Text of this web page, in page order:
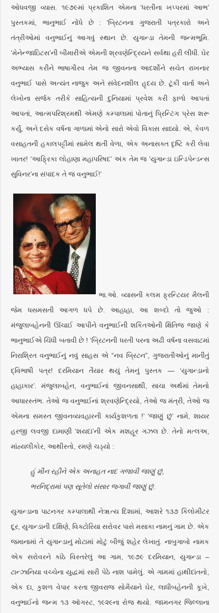
ઓધવજી વ્યાસ. ૧૯૭૯માં પ્રકાશિત એમના ‘ધરતીના ખપ્પરમાં આભ’
પુસ્તકમાં, ભાનુભાઈ નોંધે છે : ‘બ્રિટનના ગુજરાતી પત્રકારો અને
તંત્રીઓમાં વનુભાઈનું આગવું સ્થાન છે. યુગાન્ડા તેમની જન્મભૂમિ.
‘મેનેન્જાઇિટસ’ની બીમારીએ એમની શ્રવણેન્દ્રિયને સર્વથા હરી લીધી. ઘેર
અભ્યાસ કરીને ભાષાગૌરવ તેમ જ જીવનના આદર્શોને સચેત રાખનાર
વનુભાઈ પાસે અત્યંત નાજુક અને સંવેદનશીલ હૃદય છે. ટૂંકી વાર્તા અને
લેખોના સર્જક તરીકે સાહિત્યની દુનિયામાં પ્રવેશ કરી ફાળો આપતાં
આપતાં, આત્મપરિશ્રમથી એમણે કમ્પાલામાં પોતાનું પ્રિન્ટિંગ પ્રેસ શરૂ
કર્યું, અને દસેક વર્ષના ગાળામાં એનો સારો એવો વિકાસ સાધ્યો. એ, કેવળ
વસાહતની હકાલપટ્ટીમાં સામેલ થતી વેળા, એક અનાસક્ત દૃષ્ટિ કરી લેવા
ખાતર! ‘આફ્રિકા લોહાણા મહાપરિષદ’ અંક તેમ જ ‘યુગાન્ડા ઇન્ડિપેન્ડન્સ
સુવિનર’ના સંપાદક તે જ વનુભાઈ!’
ભા.ઓ. વ્યાસની કલમ ફ્રન્ટિયર મૈલની
જેમ ધસમસતી આગળ ધપે છે. આહાહા, આ શબ્દો તો જુઓ :
મંજુલાબહેનની ઊંચાઈ આપીને વનુભાઈની શકિતઓની ક્ષિતિજ જાણે કે
ભાનુભાઈએ ચિંધી બતાવી છે ! ‘બ્રિટનની ધરતી પરના અઢી વર્ષના વસવાટમાં
નિરાશ્રિત વનુભાઈનું નવું સાહસ એ “નવ બ્રિટન”, ગુજરાતીઓનું માનીતું
દ્વિભાષી પત્ર! દરમિયાન તૈયાર થયું તેમનું પુસ્તક — ‘યુગાન્ડાનો
હાહાકાર’. મંજુલાબહેન, વનુભાઈનાં જીવનસાથી, સાચા અર્થમાં તેમનો
આધારસ્તંભ. તેઓ જ વનુભાઈનાં શ્રવણેન્દ્રિયો, તેઓ જ મંત્રી, તેઓ જ
એમના સમસ્ત જીવનવ્યવહારની કાર્યકુશળતા !’ ‘જાણું છું’ નામે, શાયર
હરજી લવજી દામાણી ‘શયદા’ની એક મશહૂર ગઝલ છે. તેનો મત્લઅ,
માંહ્યલીકોર, આથીસ્તો, રમણે ચડ્યો :
હું મૌન રહીને એક અનાહત નાદ ગજાવી જાણું છું,
ભરનિદ્રામાં પણ સૂતેલો સંસાર જગાવી જાણું છું.
યુગાન્ડાના પાટનગર કમ્પાલાથી નેૠત્ય દિશામાં, આશરે ૧૩૭ કિલોમીટર
દૂર, યુગાન્ડાની દક્ષિણે, વિક્ટોરિયા સરોવર પાસે મસાકા નામનું ગામ છે. એક
જમાનામાં તે યુગાન્ડાનું મોટામાં મોટું બીજું શહેર લેખાતું. નાબુગાબો નામક
એક સરોવરને કાંઠે વિસ્તરેલું આ ગામ, ૧૯૭૯ દરમિયાન, યુગાન્ડા –
ટાન્ઝાનિયા વચ્ચેના યુદ્ધમાં સારી પેઠે નાશ પામેલું. એ ગામમાં હાથીદાંતનો,
એક દા, કુશળ વેપાર કરતા જીવરાજ સોમૈયાને ઘેર, લાધીબહેનની કૂખે,
વનુભાઈનો જન્મ ૧૩ ઑગસ્ટ, ૧૯૨૯ના રોજ થયો. જામનગર જિલ્લાના